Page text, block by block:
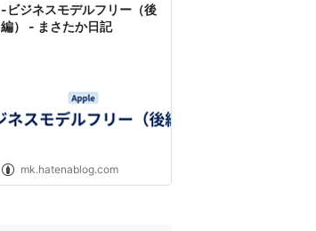
-ビジネスモデルフリー（後
編） - まさたか日記
mk.hatenablog.com